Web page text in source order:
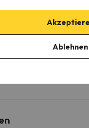
senden Sie
Ablehnen